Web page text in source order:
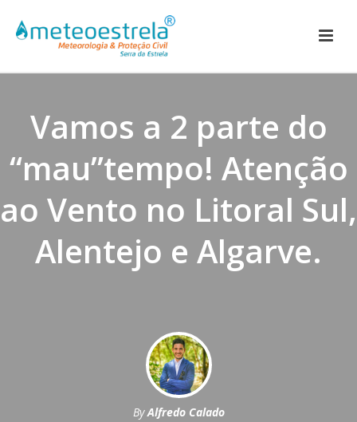
Vamos a 2 parte do
“mau”tempo! Atenção
ao Vento no Litoral Sul,
Alentejo e Algarve.
ByAlfredo Calado